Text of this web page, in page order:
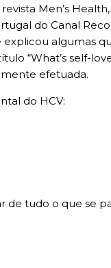
Men’s
do Canal
algumas
“What’s self-
efetuada.
do HCV:
de tudo o que se